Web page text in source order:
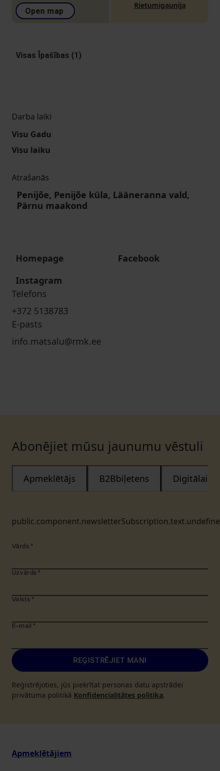
Open map
Rietumigaunija
Visas Īpašības (1)
Darba laiki
Visu Gadu
Visu laiku
Atrašanās
Penijõe, Penijõe küla, Lääneranna vald,
Pärnu maakond
Homepage
Facebook
Instagram
Telefons
+372 5138783
E-pasts
info.matsalu@rmk.ee
Abonējiet mūsu jaunumu vēstuli
Apmeklētājs B2Bbiļetens Digitālais
Vārds *
Uzvārds *
Valsts *
E-mail *
REĢISTRĒJIET MANI
Reģistrējoties, jūs piekrītat personas datu apstrādei
privātuma politikā Konfidencialitātes politika.
Apmeklētājiem